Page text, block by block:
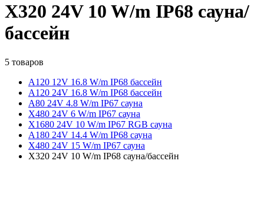
X320 24V 10 W/m IP68 сауна/
бассейн
5 товаров
A120 12V 16.8 W/m IP68 бассейн
A120 24V 16.8 W/m IP68 бассейн
A80 24V 4.8 W/m IP67 сауна
X480 24V 6 W/m IP67 сауна
X1680 24V 10 W/m IP67 RGB сауна
A180 24V 14.4 W/m IP68 сауна
X480 24V 15 W/m IP67 сауна
X320 24V 10 W/m IP68 сауна/бассейн